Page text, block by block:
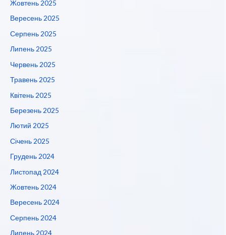
Жовтень 2025
Вересень 2025
Серпень 2025
Липень 2025
Червень 2025
Травень 2025
Квітень 2025
Березень 2025
Лютий 2025
Січень 2025
Грудень 2024
Листопад 2024
Жовтень 2024
Вересень 2024
Серпень 2024
Липень 2024